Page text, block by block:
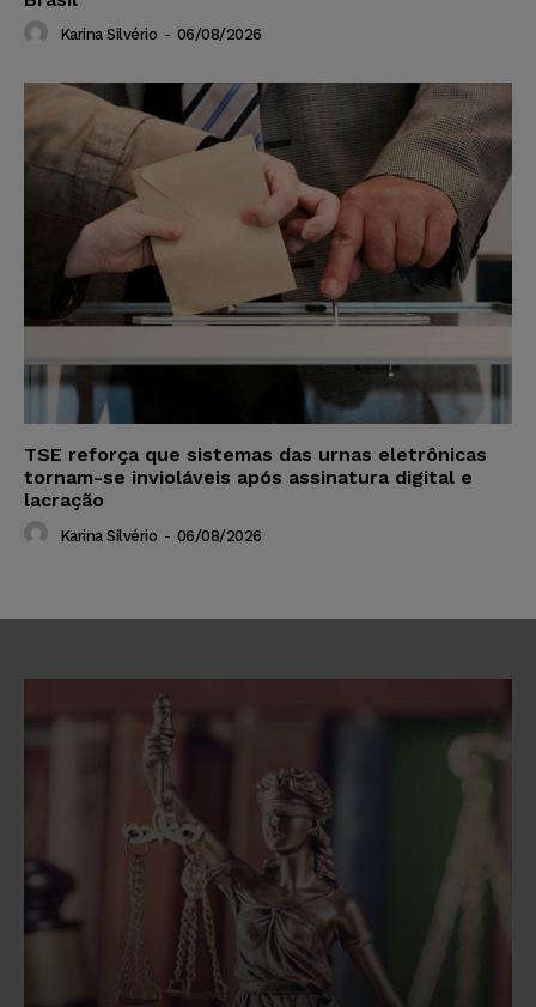
Karina Silvério - 06/08/2026
TSE reforça que sistemas das urnas eletrônicas
tornam-se invioláveis após assinatura digital e
lacração
Karina Silvério - 06/08/2026